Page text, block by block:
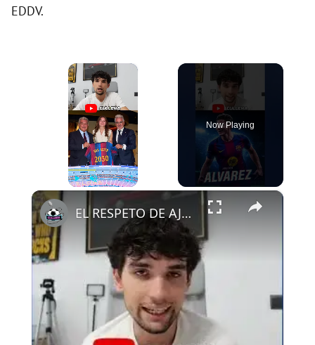
EDDV.
×
Now Playing
×
EL RESPETO DE AJAX AL FCB